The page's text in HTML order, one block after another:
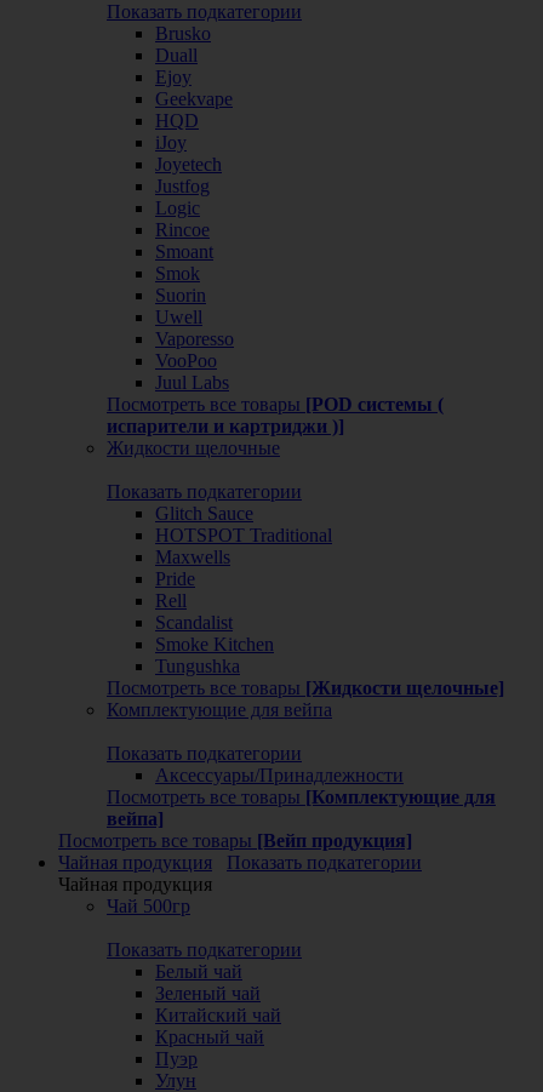
Показать подкатегории
Brusko
Duall
Ejoy
Geekvape
HQD
iJoy
Joyetech
Justfog
Logic
Rincoe
Smoant
Smok
Suorin
Uwell
Vaporesso
VooPoo
Juul Labs
Посмотреть все товары [POD системы (
испарители и картриджи )]
Жидкости щелочные
Показать подкатегории
Glitch Sauce
HOTSPOT Traditional
Maxwells
Pride
Rell
Scandalist
Smoke Kitchen
Tungushka
Посмотреть все товары [Жидкости щелочные]
Комплектующие для вейпа
Показать подкатегории
Аксессуары/Принадлежности
Посмотреть все товары [Комплектующие для
вейпа]
Посмотреть все товары [Вейп продукция]
Чайная продукция
Показать подкатегории
Чайная продукция
Чай 500гр
Показать подкатегории
Белый чай
Зеленый чай
Китайский чай
Красный чай
Пуэр
Улун